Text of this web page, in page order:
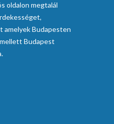
oldalon megtalál
amelyek Budapesten
Budapest